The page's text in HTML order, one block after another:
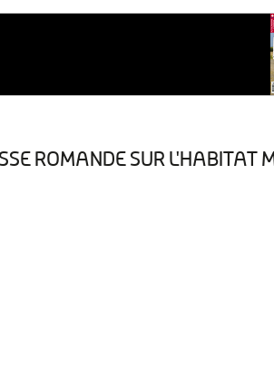
ROMANDE SUR L'HABITAT